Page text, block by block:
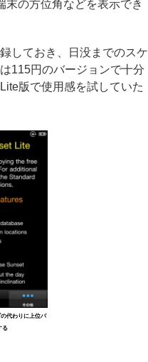
末の方位角などを表示でき
しておき、日没までのスケ
115円のバージョンで十分
版で使用感を試していた
代わりに上位バ
る